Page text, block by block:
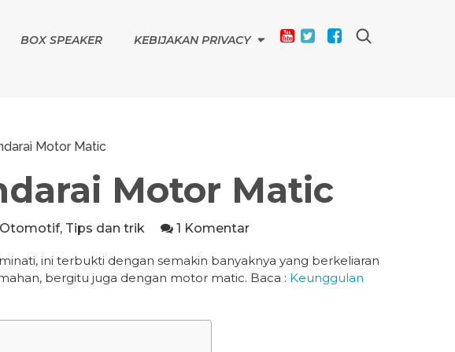
BOX SPEAKER KEBIJAKAN PRIVACY
Motor Matic
Motor Matic
Otomotif, Tips dan trik 1 Komentar
ini terbukti dengan semakin banyaknya yang berkeliaran
bergitu juga dengan motor matic. Baca : Keunggulan